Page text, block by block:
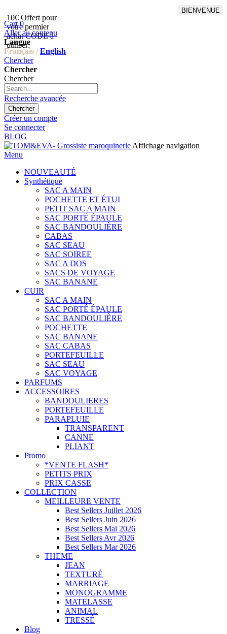
10€ Offert pour
votre permier
achat CODE à
utiliser:
BIENVENUE
Cart 0
Aller au contenu
Langue
Français / English
Chercher
Chercher
Chercher
Recherche avancée
Chercher
Créer un compte
Se connecter
BLOG
Affichage navigation
Menu
NOUVEAUTÉ
Synthétique
SAC A MAIN
POCHETTE ET ÉTUI
PETIT SAC A MAIN
SAC PORTÉ ÉPAULE
SAC BANDOULIÈRE
CABAS
SAC SEAU
SAC SOIREE
SAC A DOS
SACS DE VOYAGE
SAC BANANE
CUIR
SAC A MAIN
SAC PORTÉ ÉPAULE
SAC BANDOULIÈRE
POCHETTE
SAC BANANE
SAC CABAS
PORTEFEUILLE
SAC SEAU
SAC VOYAGE
PARFUMS
ACCESSOIRES
BANDOULIERES
PORTEFEUILLE
PARAPLUIE
TRANSPARENT
CANNE
PLIANT
Promo
*VENTE FLASH*
PETITS PRIX
PRIX CASSE
COLLECTION
MEILLEURE VENTE
Best Sellers Juillet 2026
Best Sellers Juin 2026
Best Sellers Mai 2026
Best Sellers Avr 2026
Best Sellers Mar 2026
THEME
JEAN
TEXTURÉ
MARRIAGE
MONOGRAMME
MATELASSE
ANIMAL
TRESSÉ
Blog